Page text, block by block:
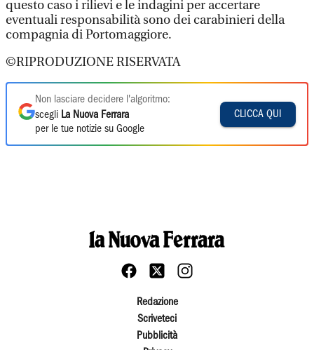
questo caso i rilievi e le indagini per accertare
eventuali responsabilità sono dei carabinieri della
compagnia di Portomaggiore.
©RIPRODUZIONE RISERVATA
Non lasciare decidere l'algoritmo:
scegli La Nuova Ferrara
per le tue notizie su Google
CLICCA QUI
Redazione
Scriveteci
Pubblicità